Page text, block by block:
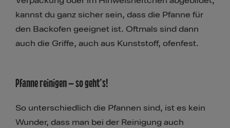
kannst du ganz sicher sein, dass die Pfanne für
den Backofen geeignet ist. Oftmals sind dann
auch die Griffe, auch aus Kunststoff, ofenfest.
Pfanne reinigen – so geht’s!
So unterschiedlich die Pfannen sind, ist es kein
Wunder, dass man bei der Reinigung auch